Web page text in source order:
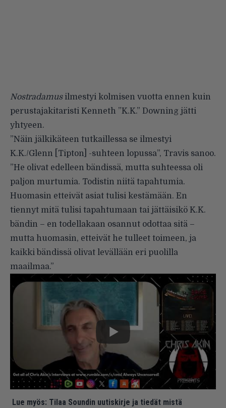
Nostradamusilmestyi kolmisen vuotta ennen kuin
perustajakitaristi Kenneth ”K.K.” Downing jätti
yhtyeen.
”Näin jälkikäteen tutkaillessa se ilmestyi
K.K./Glenn [Tipton] -suhteen lopussa”, Travis sanoo.
”He olivat edelleen bändissä, mutta suhteessa oli
paljon murtumia. Todistin niitä tapahtumia.
Huomasin etteivät asiat tulisi kestämään. En
tiennyt mitä tulisi tapahtumaan tai jättäisikö K.K.
bändin – en todellakaan osannut odottaa sitä –
mutta huomasin, etteivät he tulleet toimeen, ja
kaikki bändissä olivat levällään eri puolilla
maailmaa.”
Lue myös: Tilaa Soundin uutiskirje ja tiedät mistä